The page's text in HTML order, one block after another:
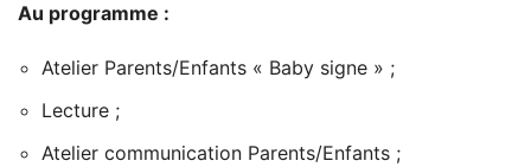
Au programme :
Atelier Parents/Enfants « Baby signe » ;
Lecture ;
Atelier communication Parents/Enfants ;